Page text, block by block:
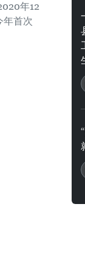
年12
年首次